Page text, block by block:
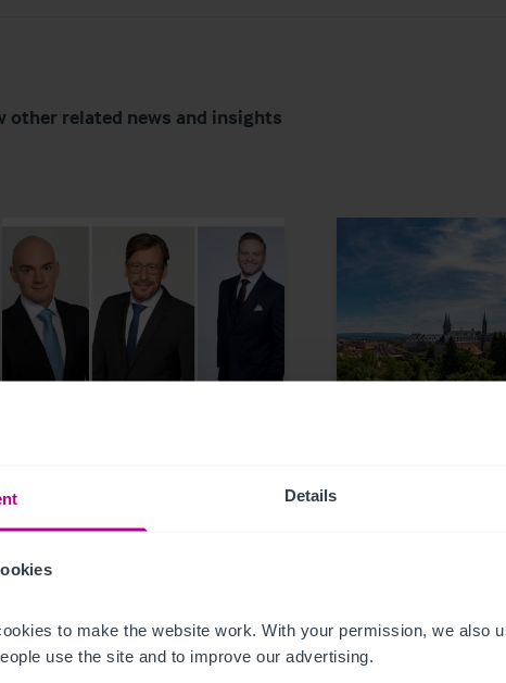
Details
to make the website work. With your permission, we also
use the site and to improve our advertising.
other related news and insights
Pressemitteilungen Pflege
Hotels
Pressemitteilungen